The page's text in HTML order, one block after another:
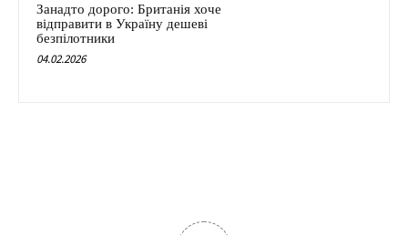
Занадто дорого: Британія хоче
відправити в Україну дешеві
безпілотники
04.02.2026